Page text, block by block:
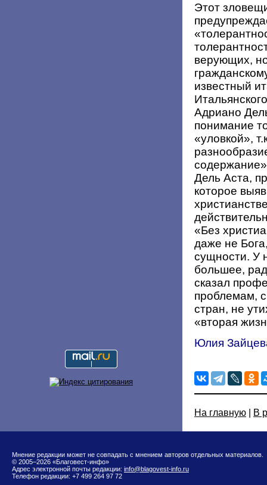
Этот
верующих,
известный
Адриано
понимание
«уловкой»,
Дель Аста,
которое
«Без
даже не
сущности. У
большее,
сказал
проблемам,
стран, не
«вторая
Юлия
На главную В
Мнение редакции может не совпадать с мнением авторов отдельных материалов.
© 2005–2026 «Благовест-инфо»
Адрес электронной почты редакции: info@blagovest-info.ru
Телефон редакции: +7 499 264 97 72